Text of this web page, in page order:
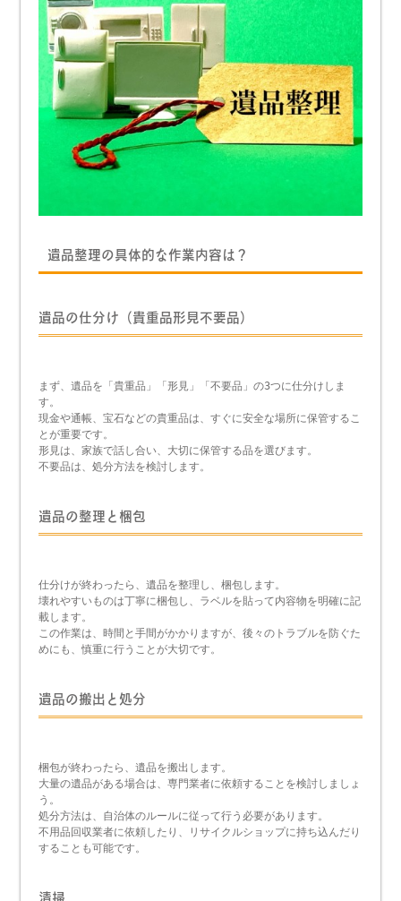
遺品整理の具体的な作業内容は？
遺品の仕分け（貴重品形見不要品）
まず、遺品を「貴重品」「形見」「不要品」の3つに仕分けしま
す。
現金や通帳、宝石などの貴重品は、すぐに安全な場所に保管するこ
とが重要です。
形見は、家族で話し合い、大切に保管する品を選びます。
不要品は、処分方法を検討します。
遺品の整理と梱包
仕分けが終わったら、遺品を整理し、梱包します。
壊れやすいものは丁寧に梱包し、ラベルを貼って内容物を明確に記
載します。
この作業は、時間と手間がかかりますが、後々のトラブルを防ぐた
めにも、慎重に行うことが大切です。
遺品の搬出と処分
梱包が終わったら、遺品を搬出します。
大量の遺品がある場合は、専門業者に依頼することを検討しましょ
う。
処分方法は、自治体のルールに従って行う必要があります。
不用品回収業者に依頼したり、リサイクルショップに持ち込んだり
することも可能です。
清掃